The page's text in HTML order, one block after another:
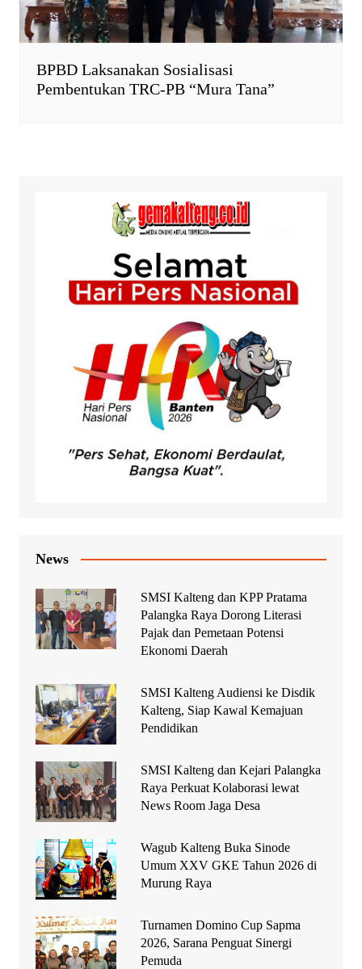
BPBD Laksanakan Sosialisasi
Pembentukan TRC-PB “Mura Tana”
News
SMSI Kalteng dan KPP Pratama
Palangka Raya Dorong Literasi
Pajak dan Pemetaan Potensi
Ekonomi Daerah
SMSI Kalteng Audiensi ke Disdik
Kalteng, Siap Kawal Kemajuan
Pendidikan
SMSI Kalteng dan Kejari Palangka
Raya Perkuat Kolaborasi lewat
News Room Jaga Desa
Wagub Kalteng Buka Sinode
Umum XXV GKE Tahun 2026 di
Murung Raya
Turnamen Domino Cup Sapma
2026, Sarana Penguat Sinergi
Pemuda